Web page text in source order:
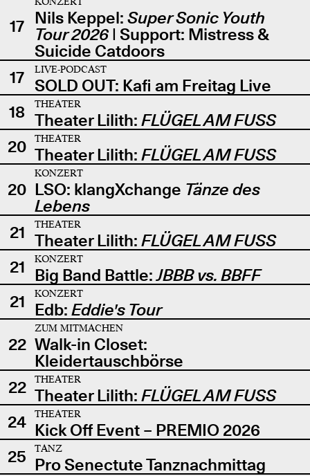
17 Nils Keppel: Super Sonic Youth
Tour 2026| Support: Mistress &
Suicide Catdoors
17
LIVE-PODCAST
SOLD OUT: Kafi am Freitag Live
18
THEATER
Theater Lilith: FLÜGEL AM FUSS
20
THEATER
Theater Lilith: FLÜGEL AM FUSS
20
KONZERT
LSO: klangXchange Tänze des
Lebens
21
THEATER
Theater Lilith: FLÜGEL AM FUSS
21
KONZERT
Big Band Battle:JBBB vs. BBFF
21
KONZERT
Edb: Eddie's Tour
22
ZUM MITMACHEN
Walk-in Closet:
Kleidertauschbörse
22
THEATER
Theater Lilith: FLÜGEL AM FUSS
24
THEATER
Kick Off Event – PREMIO 2026
25
TANZ
Pro Senectute Tanznachmittag